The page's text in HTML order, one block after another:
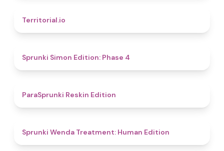
Territorial.io
Sprunki Simon Edition: Phase 4
ParaSprunki Reskin Edition
Sprunki Wenda Treatment: Human Edition